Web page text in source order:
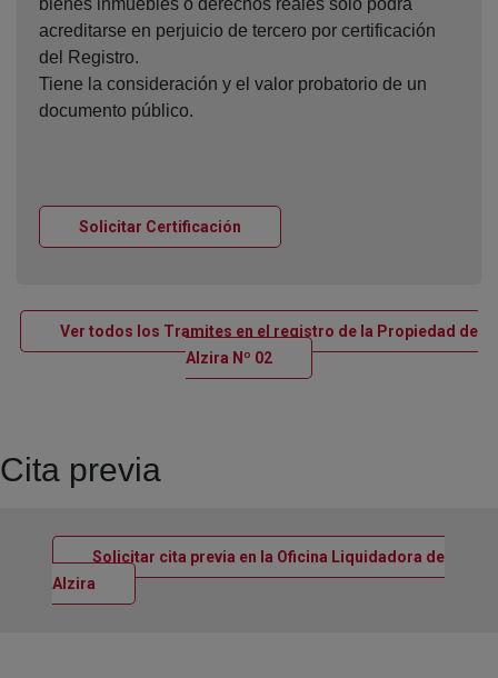
bienes inmuebles o derechos reales sólo podrá
acreditarse en perjuicio de tercero por certificación
del Registro.
Tiene la consideración y el valor probatorio de un
documento público.
Solicitar Certificación
Ver todos los Tramites en el registro de la Propiedad de
Alzira Nº 02 Ventana nueva
Cita previa
Solicitar cita previa en la Oficina Liquidadora de
Alzira Ventana nueva